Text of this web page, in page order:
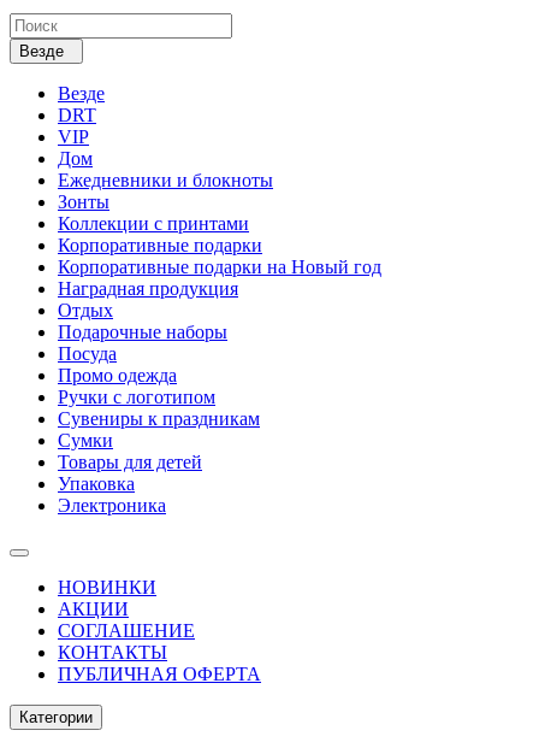
Везде
Везде
DRT
VIP
Дом
Ежедневники и блокноты
Зонты
Коллекции с принтами
Корпоративные подарки
Корпоративные подарки на Новый год
Наградная продукция
Отдых
Подарочные наборы
Посуда
Промо одежда
Ручки с логотипом
Сувениры к праздникам
Сумки
Товары для детей
Упаковка
Электроника
НОВИНКИ
АКЦИИ
СОГЛАШЕНИЕ
КОНТАКТЫ
ПУБЛИЧНАЯ ОФЕРТА
Категории